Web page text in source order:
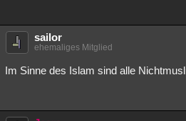
sailor
ehemaliges Mitglied
Im Sinne des Islam sind alle